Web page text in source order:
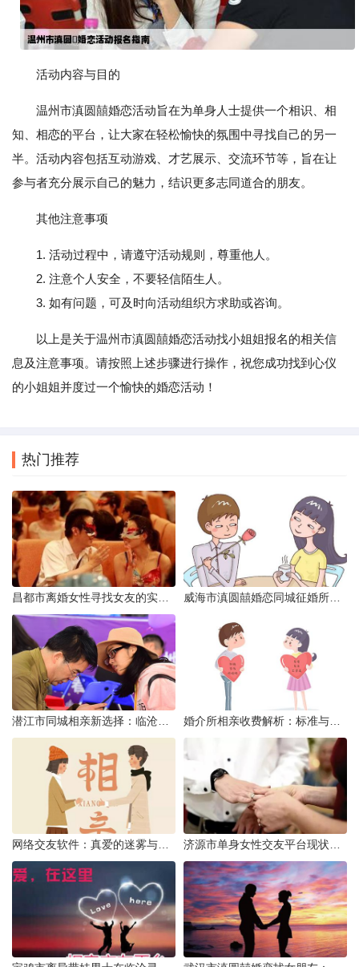
活动内容与目的
温州市滇圆囍婚恋活动旨在为单身人士提供一个相识、相
知、相恋的平台，让大家在轻松愉快的氛围中寻找自己的另一
半。活动内容包括互动游戏、才艺展示、交流环节等，旨在让
参与者充分展示自己的魅力，结识更多志同道合的朋友。
其他注意事项
1. 活动过程中，请遵守活动规则，尊重他人。
2. 注意个人安全，不要轻信陌生人。
3. 如有问题，可及时向活动组织方求助或咨询。
以上是关于温州市滇圆囍婚恋活动找小姐姐报名的相关信
息及注意事项。请按照上述步骤进行操作，祝您成功找到心仪
的小姐姐并度过一个愉快的婚恋活动！
热门推荐